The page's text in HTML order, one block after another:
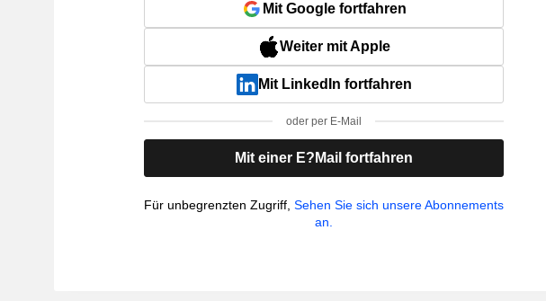
Mit Google fortfahren
Weiter mit Apple
Mit LinkedIn fortfahren
oder per E-Mail
Mit einer E?Mail fortfahren
Für unbegrenzten Zugriff,Sehen Sie sich unsere Abonnements
an.